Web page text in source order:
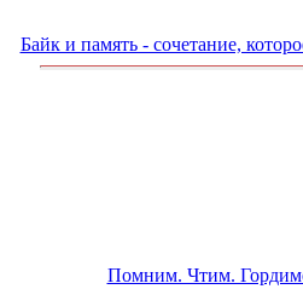
Байк и память - сочетание,
Помним. Чтим.